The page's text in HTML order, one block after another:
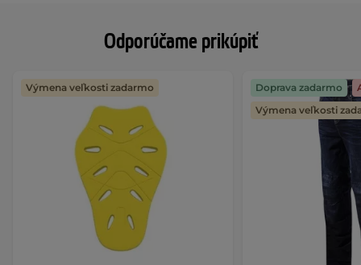
Odporúčame prikúpiť
Výmena veľkosti zadarmo Doprava zadarmo
Výmena veľkosti